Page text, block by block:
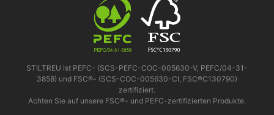
STILTREU ist PEFC- (SCS-PEFC-COC-005630-V, PEFC/04-31-
3858) und FSC®- (SCS-COC-005630-CI, FSC®C130790)
zertifiziert.
Achten Sie auf unsere FSC®- und PEFC-zertifizierten Produkte.